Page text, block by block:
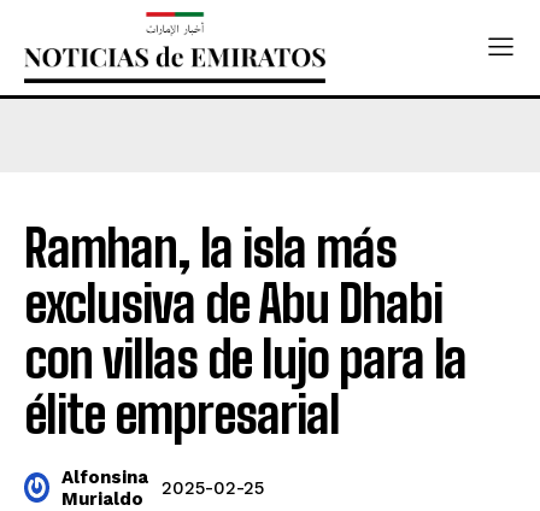
Ramhan, la isla más
exclusiva de Abu Dhabi
con villas de lujo para la
élite empresarial
Alfonsina
Murialdo
2025-02-25